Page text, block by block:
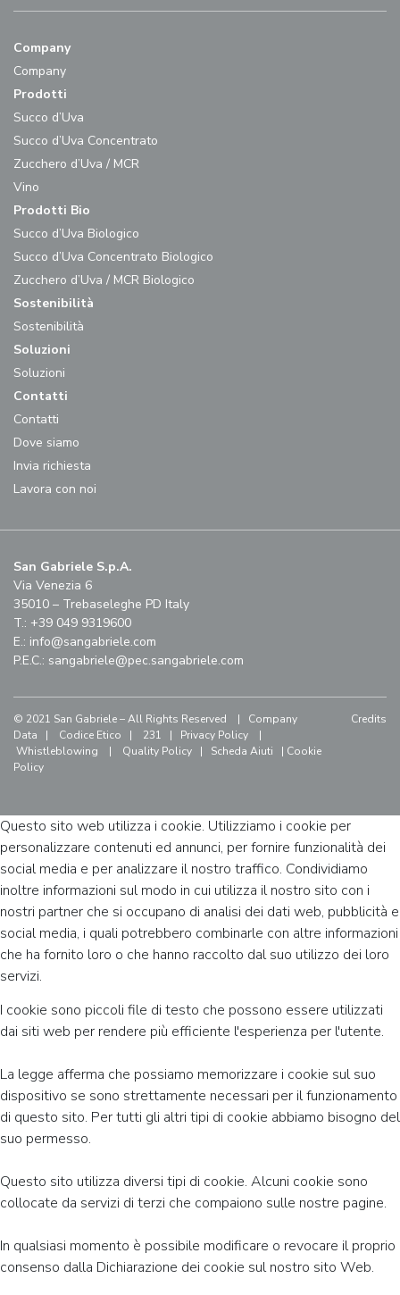
Company
Company
Prodotti
Succo d’Uva
Succo d’Uva Concentrato
Zucchero d’Uva / MCR
Vino
Prodotti Bio
Succo d’Uva Biologico
Succo d’Uva Concentrato Biologico
Zucchero d’Uva / MCR Biologico
Sostenibilità
Sostenibilità
Soluzioni
Soluzioni
Contatti
Contatti
Dove siamo
Invia richiesta
Lavora con noi
San Gabriele S.p.A.
Via Venezia 6
35010 – Trebaseleghe PD Italy
T.: +39 049 9319600
E.: info@sangabriele.com
P.E.C.: sangabriele@pec.sangabriele.com
© 2021 San Gabriele – All Rights Reserved | Company
Data | Codice Etico | 231 | Privacy Policy |
Whistleblowing | Quality Policy | Scheda Aiuti | Cookie
Policy
Credits
Questo sito web utilizza i cookie. Utilizziamo i cookie per
personalizzare contenuti ed annunci, per fornire funzionalità dei
social media e per analizzare il nostro traffico. Condividiamo
inoltre informazioni sul modo in cui utilizza il nostro sito con i
nostri partner che si occupano di analisi dei dati web, pubblicità e
social media, i quali potrebbero combinarle con altre informazioni
che ha fornito loro o che hanno raccolto dal suo utilizzo dei loro
servizi.
I cookie sono piccoli file di testo che possono essere utilizzati
dai siti web per rendere più efficiente l'esperienza per l'utente.
La legge afferma che possiamo memorizzare i cookie sul suo
dispositivo se sono strettamente necessari per il funzionamento
di questo sito. Per tutti gli altri tipi di cookie abbiamo bisogno del
suo permesso.
Questo sito utilizza diversi tipi di cookie. Alcuni cookie sono
collocate da servizi di terzi che compaiono sulle nostre pagine.
In qualsiasi momento è possibile modificare o revocare il proprio
consenso dalla Dichiarazione dei cookie sul nostro sito Web.